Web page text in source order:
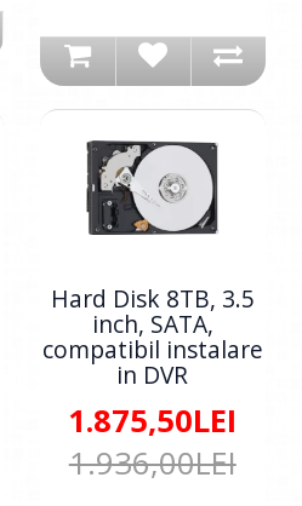
Hard Disk 8TB, 3.5
inch, SATA,
compatibil instalare
in DVR
1.875,50LEI
1.936,00LEI